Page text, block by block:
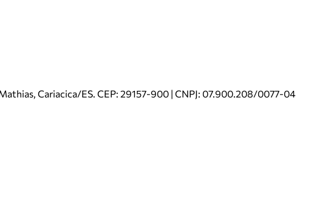
Cariacica/ES. CEP: 29157-900 | CNPJ: 07.900.208/0077-04